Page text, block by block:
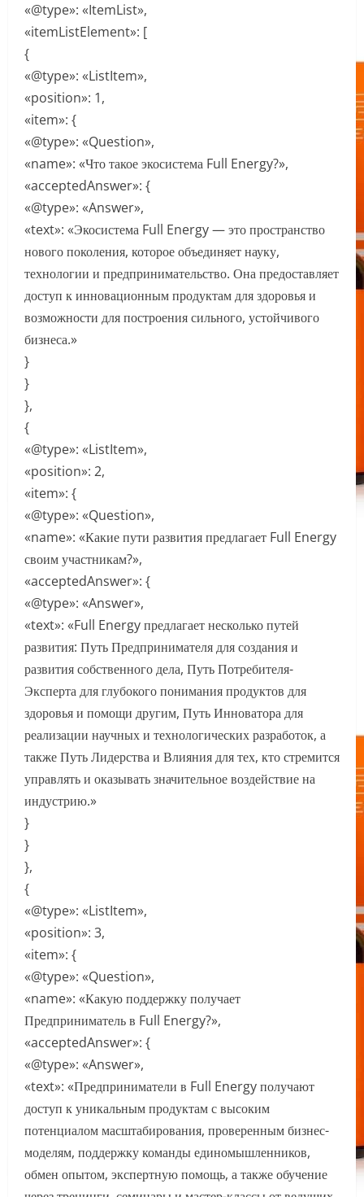
«@type»: «ItemList»,
«itemListElement»: [
{
«@type»: «ListItem»,
«position»: 1,
«item»: {
«@type»: «Question»,
«name»: «Что такое экосистема Full Energy?»,
«acceptedAnswer»: {
«@type»: «Answer»,
«text»: «Экосистема Full Energy — это пространство
нового поколения, которое объединяет науку,
технологии и предпринимательство. Она предоставляет
доступ к инновационным продуктам для здоровья и
возможности для построения сильного, устойчивого
бизнеса.»
}
}
},
{
«@type»: «ListItem»,
«position»: 2,
«item»: {
«@type»: «Question»,
«name»: «Какие пути развития предлагает Full Energy
своим участникам?»,
«acceptedAnswer»: {
«@type»: «Answer»,
«text»: «Full Energy предлагает несколько путей
развития: Путь Предпринимателя для создания и
развития собственного дела, Путь Потребителя-
Эксперта для глубокого понимания продуктов для
здоровья и помощи другим, Путь Инноватора для
реализации научных и технологических разработок, а
также Путь Лидерства и Влияния для тех, кто стремится
управлять и оказывать значительное воздействие на
индустрию.»
}
}
},
{
«@type»: «ListItem»,
«position»: 3,
«item»: {
«@type»: «Question»,
«name»: «Какую поддержку получает
Предприниматель в Full Energy?»,
«acceptedAnswer»: {
«@type»: «Answer»,
«text»: «Предприниматели в Full Energy получают
доступ к уникальным продуктам с высоким
потенциалом масштабирования, проверенным бизнес-
моделям, поддержку команды единомышленников,
обмен опытом, экспертную помощь, а также обучение